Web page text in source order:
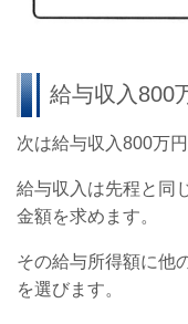
給与収入800
次は給与収入800万
給与収入は先程と同
金額を求めます。
その給与所得額に他
を選びます。